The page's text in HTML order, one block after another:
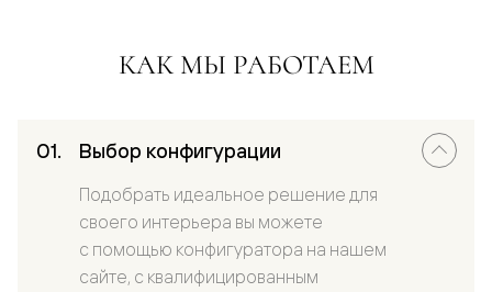
КАК МЫ РАБОТАЕМ
Выбор конфигурации
Подобрать идеальное решение для
своего интерьера вы можете
с помощью конфигуратора на нашем
сайте, с квалифицированным